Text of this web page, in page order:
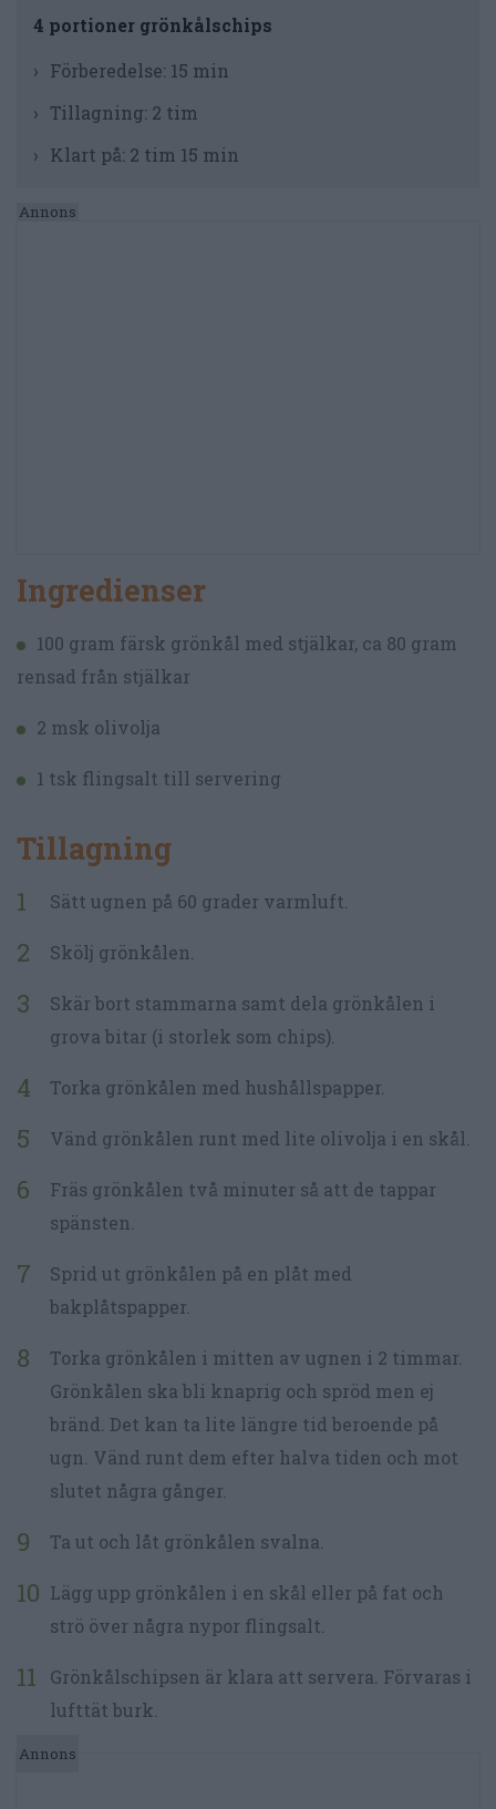
4 portioner grönkålschips
Förberedelse: 15 min
Tillagning: 2 tim
Klart på: 2 tim 15 min
Ingredienser
100 gram färsk grönkål med stjälkar, ca 80 gram
rensad från stjälkar
2 msk olivolja
1 tsk flingsalt till servering
Tillagning
Sätt ugnen på 60 grader varmluft.
Skölj grönkålen.
Skär bort stammarna samt dela grönkålen i
grova bitar (i storlek som chips).
Torka grönkålen med hushållspapper.
Vänd grönkålen runt med lite olivolja i en skål.
Fräs grönkålen två minuter så att de tappar
spänsten.
Sprid ut grönkålen på en plåt med
bakplåtspapper.
Torka grönkålen i mitten av ugnen i 2 timmar.
Grönkålen ska bli knaprig och spröd men ej
bränd. Det kan ta lite längre tid beroende på
ugn. Vänd runt dem efter halva tiden och mot
slutet några gånger.
Ta ut och låt grönkålen svalna.
Lägg upp grönkålen i en skål eller på fat och
strö över några nypor flingsalt.
Grönkålschipsen är klara att servera. Förvaras i
lufttät burk.